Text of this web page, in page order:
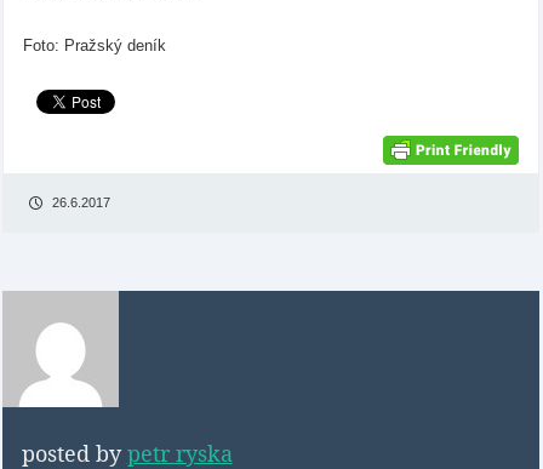
Foto: Pražský deník
26.6.2017
posted bypetr ryska